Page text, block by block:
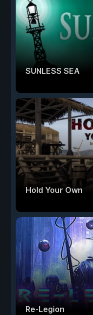
SUNLESS SEA
Hold Your Own
Re-Legion